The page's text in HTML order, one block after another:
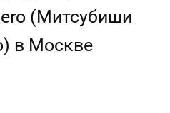
(Митсубиши
в Москве